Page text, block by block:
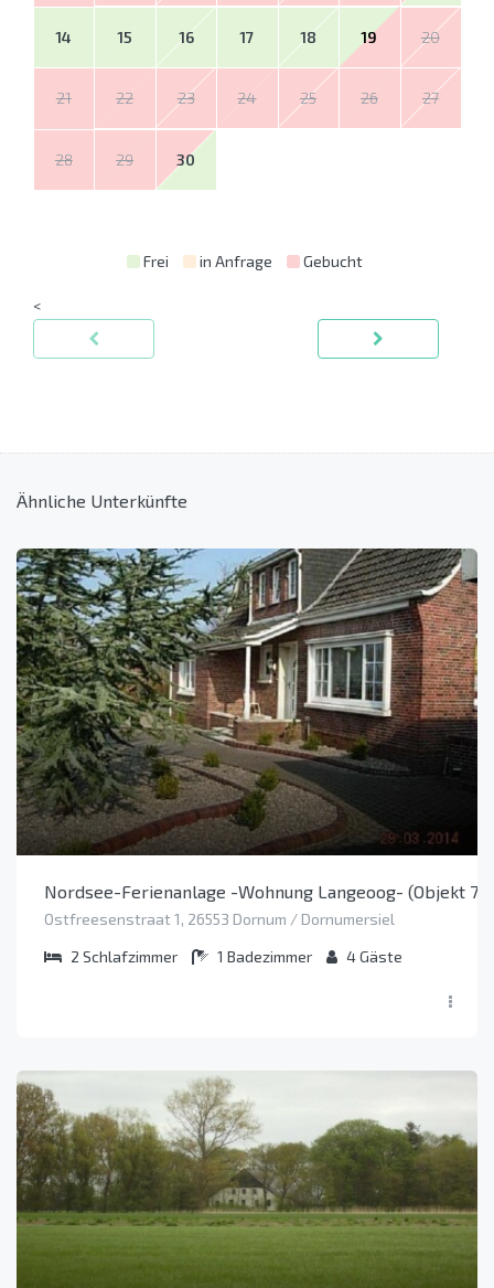
14 15 16 17 18 19 20
21 22 23 24 25 26 27
28 29 30
Frei in Anfrage Gebucht
<
Ähnliche Unterkünfte
Nordsee-Ferienanlage -Wohnung Langeoog- (Objekt
Ostfreesenstraat 1, 26553 Dornum / Dornumersiel
2 Schlafzimmer 1 Badezimmer 4Gäste